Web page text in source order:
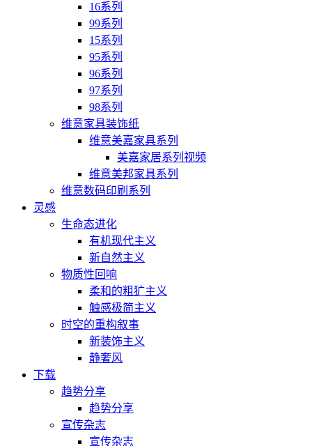
16系列
99系列
15系列
95系列
96系列
97系列
98系列
维意家具装饰纸
维意美嘉家具系列
美嘉家居系列视频
维意美邦家具系列
维意数码印刷系列
灵感
生命态进化
有机现代主义
新自然主义
物质性回响
柔和的粗犷主义
触感极简主义
时空的重构叙事
新装饰主义
静奢风
下载
趋势分享
趋势分享
宣传杂志
宣传杂志